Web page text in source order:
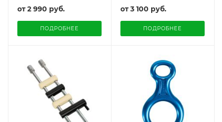
от2 990 руб.
ПОДРОБНЕЕ
от3 100 руб.
ПОДРОБНЕЕ